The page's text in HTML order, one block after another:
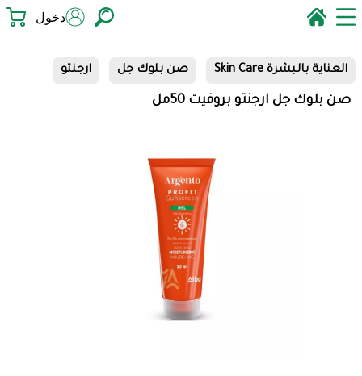
دخول
العناية بالبشرة Skin Care صن بلوك جل ارجنتو
صن بلوك جل ارجنتو بروفيت 50مل